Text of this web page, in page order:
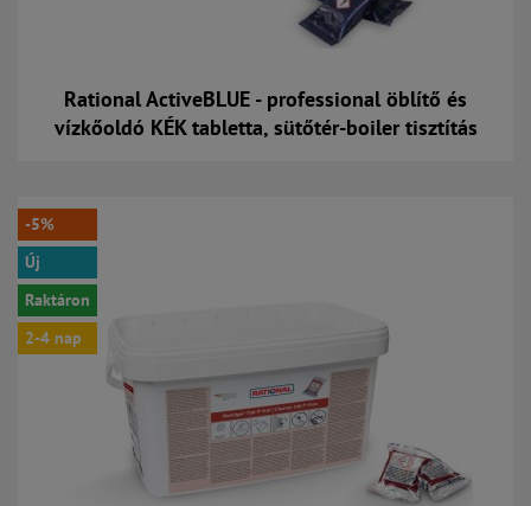
Rational ActiveBLUE - professional öblítő és
vízkőoldó KÉK tabletta, sütőtér-boiler tisztítás
Kosárba
-5%
Új
Raktáron
2-4 nap